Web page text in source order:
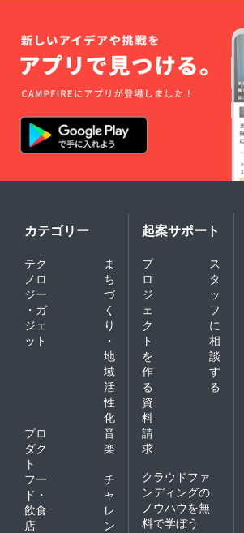
カテゴリー
テク
ノロ
ジー
・ガ
ジェ
ット
ま
ち
づ
く
り
・
地
域
活
性
化
プロ
ダク
ト
音
楽
フー
ド・
飲食
店
チ
ャ
レ
ン
起案サポート
プ
ロ
ジ
ェ
ク
ト
を
作
る
ス
タ
ッ
フ
に
相
談
す
る
資
料
請
求
クラウドファ
ンディングの
ノウハウを無
料で学ぼう